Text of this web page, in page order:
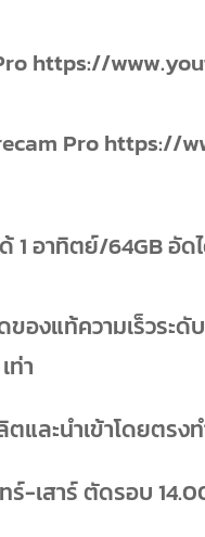
https://
Pro https://
1 อาทิตย์/64GB อั
องแท้ความเร็วระดั
ท่า
และนำเข้าโดยตร
-เสาร์ ตัดรอบ